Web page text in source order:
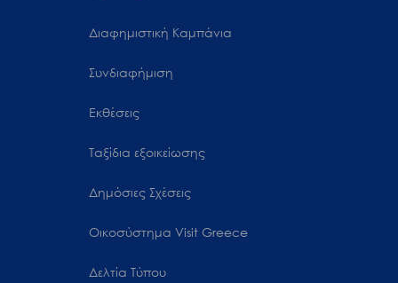
Διαφημιστική Καμπάνια
Συνδιαφήμιση
Εκθέσεις
Ταξίδια εξοικείωσης
Δημόσιες Σχέσεις
Oικοσύστημα Visit Greece
Δελτία Τύπου